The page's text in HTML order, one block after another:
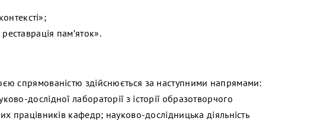
реставрація пам’яток».
спрямованістю здійснюється за наступними напрямами:
дослідної лабораторії з історії образотворчого
працівників кафедр; науково-дослідницька діяльність